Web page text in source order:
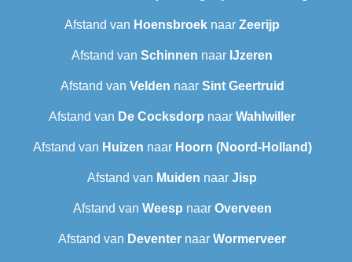
Afstand van Hoensbroek naar Zeerijp
Afstand van Schinnen naar IJzeren
Afstand van Velden naar Sint Geertruid
Afstand van De Cocksdorp naar Wahlwiller
Afstand van Huizen naar Hoorn (Noord-Holland)
Afstand van Muiden naar Jisp
Afstand van Weesp naar Overveen
Afstand van Deventer naar Wormerveer